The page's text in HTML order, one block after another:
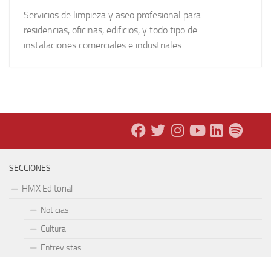
Servicios de limpieza y aseo profesional para
residencias, oficinas, edificios, y todo tipo de
instalaciones comerciales e industriales.
SECCIONES
HMX Editorial
Noticias
Cultura
Entrevistas